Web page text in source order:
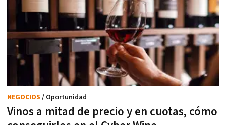
Vinos a mitad de precio y en cuotas, cómo
NEGOCIOS / Oportunidad